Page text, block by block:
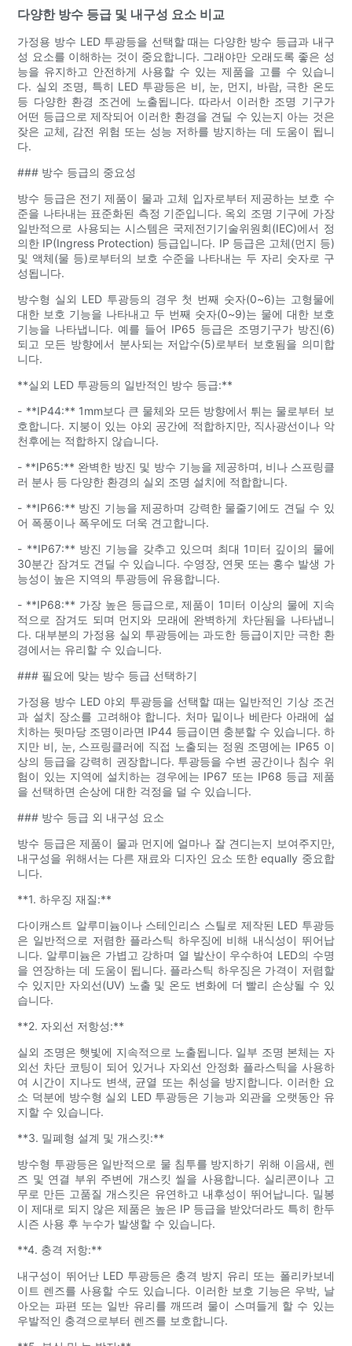
다양한 방수 등급 및 내구성 요소 비교
가정용 방수 LED 투광등을 선택할 때는 다양한 방수 등급과 내구
성 요소를 이해하는 것이 중요합니다. 그래야만 오래도록 좋은 성
능을 유지하고 안전하게 사용할 수 있는 제품을 고를 수 있습니
다. 실외 조명, 특히 LED 투광등은 비, 눈, 먼지, 바람, 극한 온도
등 다양한 환경 조건에 노출됩니다. 따라서 이러한 조명 기구가
어떤 등급으로 제작되어 이러한 환경을 견딜 수 있는지 아는 것은
잦은 교체, 감전 위험 또는 성능 저하를 방지하는 데 도움이 됩니
다.
### 방수 등급의 중요성
방수 등급은 전기 제품이 물과 고체 입자로부터 제공하는 보호 수
준을 나타내는 표준화된 측정 기준입니다. 옥외 조명 기구에 가장
일반적으로 사용되는 시스템은 국제전기기술위원회(IEC)에서 정
의한 IP(Ingress Protection) 등급입니다. IP 등급은 고체(먼지 등)
및 액체(물 등)로부터의 보호 수준을 나타내는 두 자리 숫자로 구
성됩니다.
방수형 실외 LED 투광등의 경우 첫 번째 숫자(0~6)는 고형물에
대한 보호 기능을 나타내고 두 번째 숫자(0~9)는 물에 대한 보호
기능을 나타냅니다. 예를 들어 IP65 등급은 조명기구가 방진(6)
되고 모든 방향에서 분사되는 저압수(5)로부터 보호됨을 의미합
니다.
**실외 LED 투광등의 일반적인 방수 등급:**
- **IP44:** 1mm보다 큰 물체와 모든 방향에서 튀는 물로부터 보
호합니다. 지붕이 있는 야외 공간에 적합하지만, 직사광선이나 악
천후에는 적합하지 않습니다.
- **IP65:** 완벽한 방진 및 방수 기능을 제공하며, 비나 스프링클
러 분사 등 다양한 환경의 실외 조명 설치에 적합합니다.
- **IP66:** 방진 기능을 제공하며 강력한 물줄기에도 견딜 수 있
어 폭풍이나 폭우에도 더욱 견고합니다.
- **IP67:** 방진 기능을 갖추고 있으며 최대 1미터 깊이의 물에
30분간 잠겨도 견딜 수 있습니다. 수영장, 연못 또는 홍수 발생 가
능성이 높은 지역의 투광등에 유용합니다.
- **IP68:** 가장 높은 등급으로, 제품이 1미터 이상의 물에 지속
적으로 잠겨도 되며 먼지와 모래에 완벽하게 차단됨을 나타냅니
다. 대부분의 가정용 실외 투광등에는 과도한 등급이지만 극한 환
경에서는 유리할 수 있습니다.
### 필요에 맞는 방수 등급 선택하기
가정용 방수 LED 야외 투광등을 선택할 때는 일반적인 기상 조건
과 설치 장소를 고려해야 합니다. 처마 밑이나 베란다 아래에 설
치하는 뒷마당 조명이라면 IP44 등급이면 충분할 수 있습니다. 하
지만 비, 눈, 스프링클러에 직접 노출되는 정원 조명에는 IP65 이
상의 등급을 강력히 권장합니다. 투광등을 수변 공간이나 침수 위
험이 있는 지역에 설치하는 경우에는 IP67 또는 IP68 등급 제품
을 선택하면 손상에 대한 걱정을 덜 수 있습니다.
### 방수 등급 외 내구성 요소
방수 등급은 제품이 물과 먼지에 얼마나 잘 견디는지 보여주지만,
내구성을 위해서는 다른 재료와 디자인 요소 또한 equally 중요합
니다.
**1. 하우징 재질:**
다이캐스트 알루미늄이나 스테인리스 스틸로 제작된 LED 투광등
은 일반적으로 저렴한 플라스틱 하우징에 비해 내식성이 뛰어납
니다. 알루미늄은 가볍고 강하며 열 발산이 우수하여 LED의 수명
을 연장하는 데 도움이 됩니다. 플라스틱 하우징은 가격이 저렴할
수 있지만 자외선(UV) 노출 및 온도 변화에 더 빨리 손상될 수 있
습니다.
**2. 자외선 저항성:**
실외 조명은 햇빛에 지속적으로 노출됩니다. 일부 조명 본체는 자
외선 차단 코팅이 되어 있거나 자외선 안정화 플라스틱을 사용하
여 시간이 지나도 변색, 균열 또는 취성을 방지합니다. 이러한 요
소 덕분에 방수형 실외 LED 투광등은 기능과 외관을 오랫동안 유
지할 수 있습니다.
**3. 밀폐형 설계 및 개스킷:**
방수형 투광등은 일반적으로 물 침투를 방지하기 위해 이음새, 렌
즈 및 연결 부위 주변에 개스킷 씰을 사용합니다. 실리콘이나 고
무로 만든 고품질 개스킷은 유연하고 내후성이 뛰어납니다. 밀봉
이 제대로 되지 않은 제품은 높은 IP 등급을 받았더라도 특히 한두
시즌 사용 후 누수가 발생할 수 있습니다.
**4. 충격 저항:**
내구성이 뛰어난 LED 투광등은 충격 방지 유리 또는 폴리카보네
이트 렌즈를 사용할 수도 있습니다. 이러한 보호 기능은 우박, 날
아오는 파편 또는 일반 유리를 깨뜨려 물이 스며들게 할 수 있는
우발적인 충격으로부터 렌즈를 보호합니다.